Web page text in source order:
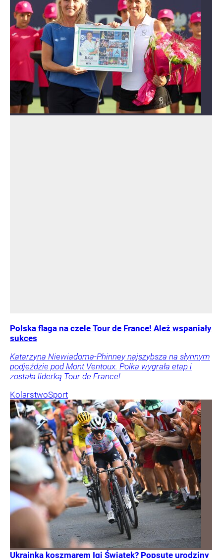
Polska flaga na czele Tour de France! Ależ wspaniały
sukces
Katarzyna Niewiadoma-Phinney najszybsza na słynnym
podjeździe pod Mont Ventoux. Polka wygrała etap i
została liderką Tour de France!
KolarstwoSport
Ukrainka koszmarem Igi Świątek? Popsute urodziny